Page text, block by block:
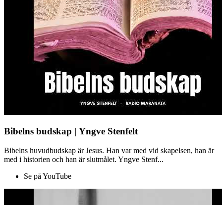
Bibelns budskap | Yngve Stenfelt
Bibelns huvudbudskap är Jesus. Han var med vid skapelsen, han är
med i historien och han är slutmålet. Yngve Stenf...
Se på YouTube